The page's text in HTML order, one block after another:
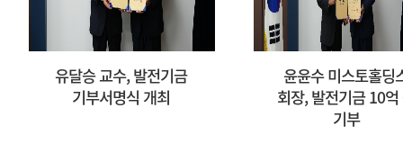
유달승 교수, 발전기금
기부서명식 개최
윤윤수 미스토홀딩스
회장, 발전기금 10억 원
기부